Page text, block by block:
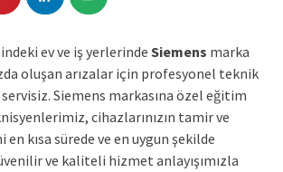
ev ve iş yerlerindeSiemens marka
oluşan arızalar için profesyonel teknik
Siemens markasına özel eğitim
cihazlarınızın tamir ve
kısa sürede ve en uygun şekilde
ve kaliteli hizmet anlayışımızla